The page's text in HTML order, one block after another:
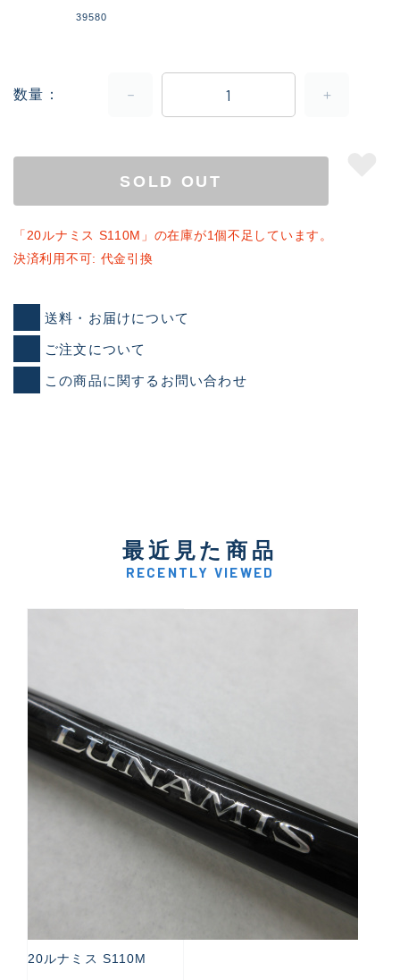
39580
数量
SOLD OUT
「20ルナミス S110M」の在庫が1個不足しています。
決済利用不可: 代金引換
送料・お届けについて
ご注文について
この商品に関するお問い合わせ
最近見た商品
RECENTLY VIEWED
20ルナミス S110M